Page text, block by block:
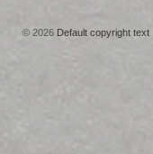
© 2026 Default copyright text